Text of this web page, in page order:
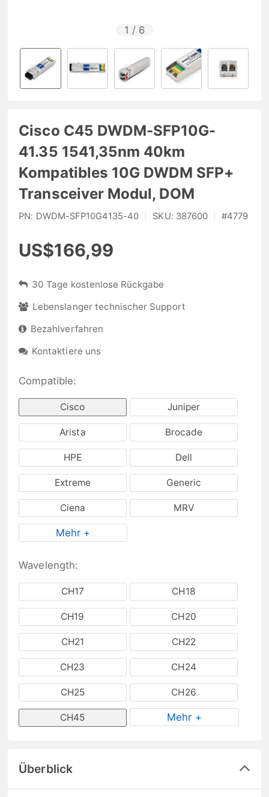
1 / 6
Cisco C45 DWDM-SFP10G-
41.35 1541,35nm 40km
Kompatibles 10G DWDM SFP+
Transceiver Modul, DOM
PN: DWDM-SFP10G4135-40 SKU: 387600 #4779
US$166,99
30 Tage kostenlose Rückgabe
Lebenslanger technischer Support
Bezahlverfahren
Kontaktiere uns
Compatible:
Cisco Juniper
Arista Brocade
HPE Dell
Extreme Generic
Ciena MRV
Mehr +
Wavelength:
CH17 CH18
CH19 CH20
CH21 CH22
CH23 CH24
CH25 CH26
CH45 Mehr +
Überblick